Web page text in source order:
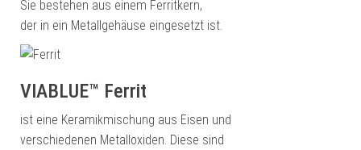
Sie bestehen aus einem Ferritkern,
der in ein Metallgehäuse eingesetzt ist.
VIABLUE™ Ferrit
ist eine Keramikmischung aus Eisen und
verschiedenen Metalloxiden. Diese sind